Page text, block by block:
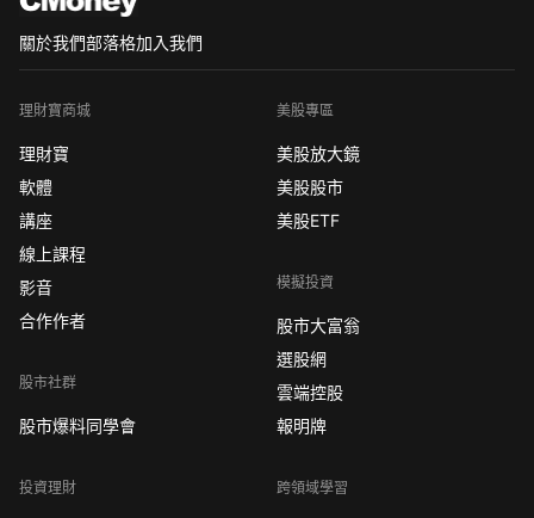
關於我們部落格加入我們
理財寶商城
理財寶
軟體
講座
線上課程
影音
合作作者
股市社群
股市爆料同學會
投資理財
美股專區
美股放大鏡
美股股市
美股ETF
模擬投資
股市大富翁
選股網
雲端控股
報明牌
跨領域學習